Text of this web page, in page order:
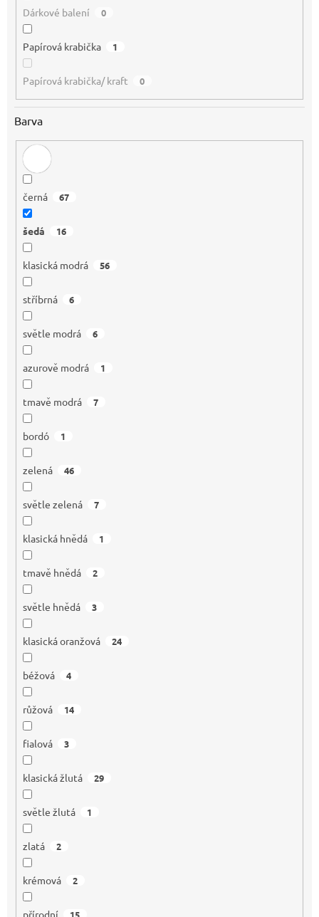
Dárkové balení 0
Papírová krabička 1
Papírová krabička/ kraft 0
Barva
černá 67
šedá 16
klasická modrá 56
stříbrná 6
světle modrá 6
azurově modrá 1
tmavě modrá 7
bordó 1
zelená 46
světle zelená 7
klasická hnědá 1
tmavě hnědá 2
světle hnědá 3
klasická oranžová 24
béžová 4
růžová 14
fialová 3
klasická žlutá 29
světle žlutá 1
zlatá 2
krémová 2
přírodní 15